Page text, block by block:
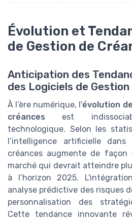
Évolution et
de Gestion de
Anticipation des
des Logiciels de
À l’ère numérique, l'évolution
créances est
technologique. Selon les
l’intelligence artificielle
créances augmente de façon
marché qui devrait atteindre
à l’horizon 2025.
analyse prédictive des risques
personnalisation des
Cette tendance innovante